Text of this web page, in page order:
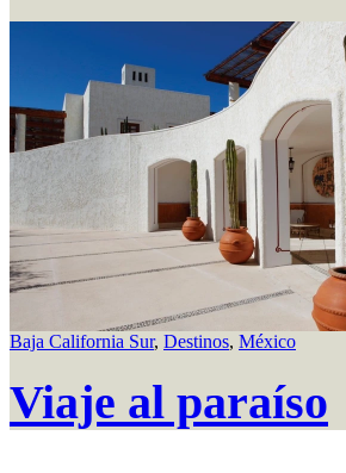
Baja California Sur, Destinos, México
Viaje al paraíso